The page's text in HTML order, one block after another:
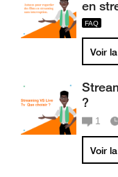
en
Voir
?
1
Voir